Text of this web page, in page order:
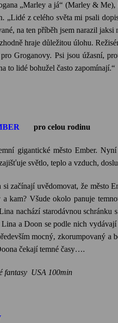
„Marley a já“ (Marley &
„Lidé z celého světa mi psali
na ten příběh jsem narazil jaksi
hraje důležitou úlohu.
Groganovy. Psi jsou úžasní,
to lidé bohužel často zapomínají.“
pro celou rodinu
gigantické město Ember. Nyní
světlo, teplo a vzduch,
začínají uvědomovat, že město
kam? Všude okolo panuje
nachází starodávnou schránku
Lina aDoon se podle nich
mocný, zkorumpovaný a
čekají temné časy….
fantasy USA 100min